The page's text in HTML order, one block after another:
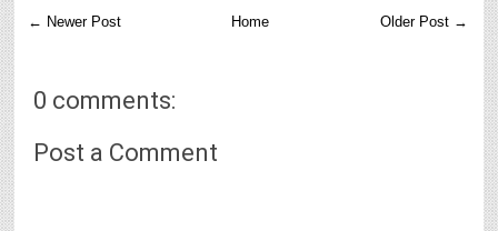
← Newer Post Older Post →
Home
0 comments:
Post a Comment